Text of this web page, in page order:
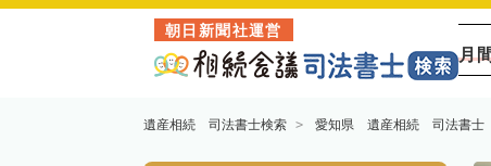
朝日新聞社運営
月
遺産相続 司法書士検索 愛知県 遺産相続 司法書士